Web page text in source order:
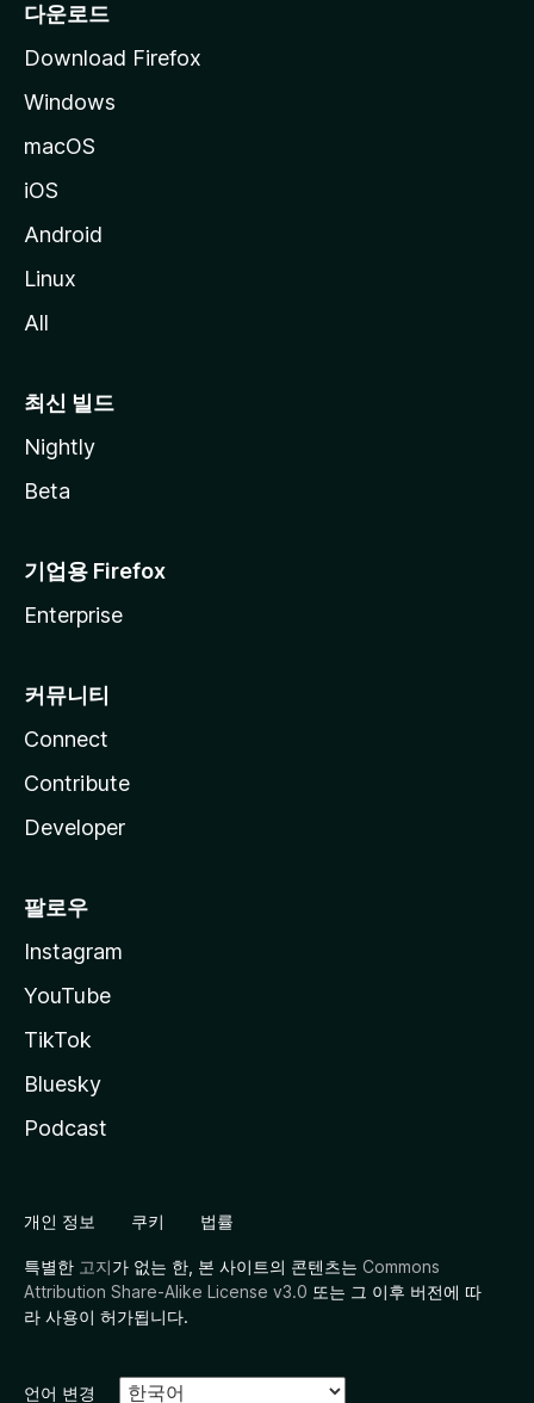
다운로드
Download Firefox
Windows
macOS
iOS
Android
Linux
All
최신 빌드
Nightly
Beta
기업용 Firefox
Enterprise
커뮤니티
Connect
Contribute
Developer
팔로우
Instagram
YouTube
TikTok
Bluesky
Podcast
개인 정보 쿠키 법률
특별한 고지가 없는 한, 본 사이트의 콘텐츠는 Commons
Attribution Share-Alike License v3.0 또는 그 이후 버전에 따
라 사용이 허가됩니다.
언어 변경